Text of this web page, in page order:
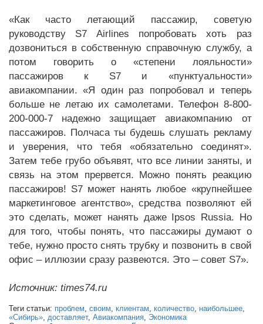
«Как часто летающий пассажир, советую
руководству S7 Airlines попробовать хоть раз
дозвониться в собственную справочную службу, а
потом говорить о «степени лояльности»
пассажиров к S7 и «пунктуальности»
авиакомпании. «Я один раз попробовал и теперь
больше не летаю их самолетами. Телефон 8-800-
200-000-7 надежно защищает авиакомпанию от
пассажиров. Полчаса ты будешь слушать рекламу
и уверения, что тебя «обязательно соединят».
Затем тебе грубо объявят, что все линии заняты, и
связь на этом прервется. Можно понять реакцию
пассажиров! S7 может нанять любое «крупнейшее
маркетинговое агентство», средства позволяют ей
это сделать, может нанять даже Ipsos Russia. Но
для того, чтобы понять, что пассажиры думают о
тебе, нужно просто снять трубку и позвонить в свой
офис – иллюзии сразу развеются. Это – совет S7».
Источник: times74.ru
Теги статьи: проблем, своим, клиентам, количество, наибольшее,
«Сибирь», доставляет, Авиакомпания, Экономика